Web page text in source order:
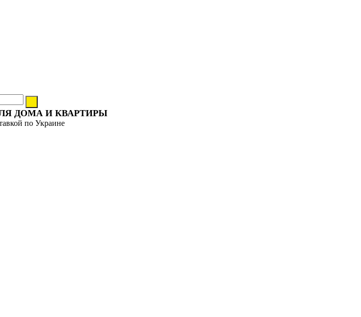
ДОМА И КВАРТИРЫ
по Украине